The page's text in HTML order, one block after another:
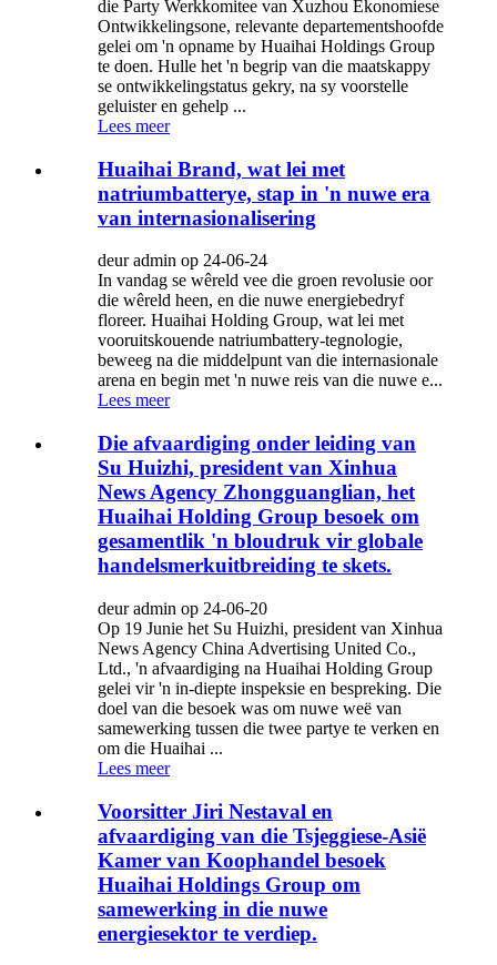
die Party Werkkomitee van Xuzhou Ekonomiese
Ontwikkelingsone, relevante departementshoofde
gelei om 'n opname by Huaihai Holdings Group
te doen. Hulle het 'n begrip van die maatskappy
se ontwikkelingstatus gekry, na sy voorstelle
geluister en gehelp ...
Lees meer
Huaihai Brand, wat lei met
natriumbatterye, stap in 'n nuwe era
van internasionalisering
deur admin op 24-06-24
In vandag se wêreld vee die groen revolusie oor
die wêreld heen, en die nuwe energiebedryf
floreer. Huaihai Holding Group, wat lei met
vooruitskouende natriumbattery-tegnologie,
beweeg na die middelpunt van die internasionale
arena en begin met 'n nuwe reis van die nuwe e...
Lees meer
Die afvaardiging onder leiding van
Su Huizhi, president van Xinhua
News Agency Zhongguanglian, het
Huaihai Holding Group besoek om
gesamentlik 'n bloudruk vir globale
handelsmerkuitbreiding te skets.
deur admin op 24-06-20
Op 19 Junie het Su Huizhi, president van Xinhua
News Agency China Advertising United Co.,
Ltd., 'n afvaardiging na Huaihai Holding Group
gelei vir 'n in-diepte inspeksie en bespreking. Die
doel van die besoek was om nuwe weë van
samewerking tussen die twee partye te verken en
om die Huaihai ...
Lees meer
Voorsitter Jiri Nestaval en
afvaardiging van die Tsjeggiese-Asië
Kamer van Koophandel besoek
Huaihai Holdings Group om
samewerking in die nuwe
energiesektor te verdiep.